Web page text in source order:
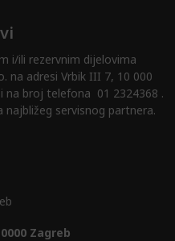
i/ili rezervnim dijelovima
na adresi Vrbik III 7, 10 000
na broj telefona 01 2324368 .
najbližeg servisnog partnera.
Zagreb